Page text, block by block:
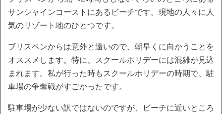
サンシャインコーストにあるビーチです。現地の人々に人
気のリゾート地のひとつです。
ブリスベンからは意外と遠いので、朝早くに向かうことを
オススメします。特に、スクールホリデーには混雑が見込
まれます。私が行った時もスクールホリデーの時期で、駐
車場の争奪戦がすごかったです。
駐車場が少ない訳ではないのですが、ビーチに近いところ